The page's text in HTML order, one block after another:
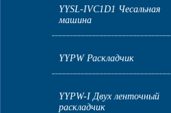
YYSL-IVC1D1 Чесальная
машина
YYPW Раскладчик
YYPW-I Двух ленточный
раскладчик